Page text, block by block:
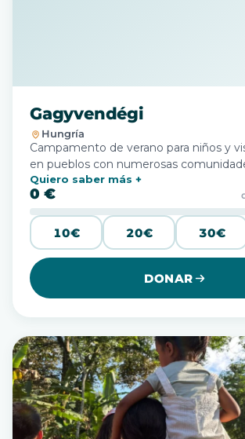
Gagyvendégi
Hungría
Campamento de verano para niños y
en pueblos con numerosas
Quiero saber más
0 €
10€ 20€ 30€
DONAR